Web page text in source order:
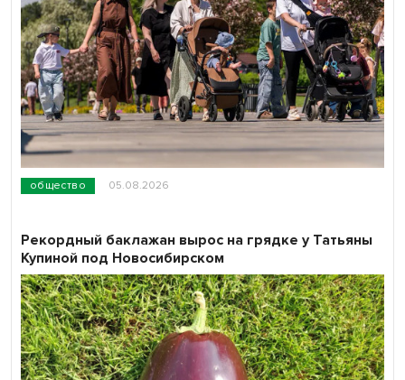
общество 05.08.2026
Рекордный баклажан вырос на грядке у Татьяны
Купиной под Новосибирском